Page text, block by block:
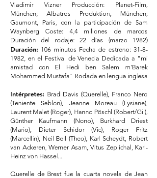
Vladimir Vizner Producción: Planet-Film,
München; Albatros Produktion, München;
Gaumont, Paris, con la participación de Sam
Waynberg Coste: 4,4 millones de marcos
Duración del rodaje: 22 días (marzo 1982)
Duración: 106 minutos Fecha de estreno: 31-8-
1982, en el Festival de Venecia Dedicada a "mi
amistad con El Hedi ben Salem m'Barek
Mohammed Mustafa" Rodada en lengua inglesa
Intérpretes: Brad Davis (Querelle), Franco Nero
(Teniente Seblon), Jeanne Moreau (Lysiane),
Laurent Malet (Roger), Hanno Pöschl (Robert/Gil),
Günther Kaufmann (Nono), Burkhard Driest
(Mario), Dieter Schidor (Vic), Roger Fritz
(Marcellin), Neil Bell (Theo), Karl Scheydt, Robert
van Ackeren, Werner Asam, Vitus Zeplichal, Karl-
Heinz von Hassel...
Querelle de Brest fue la cuarta novela de Jean